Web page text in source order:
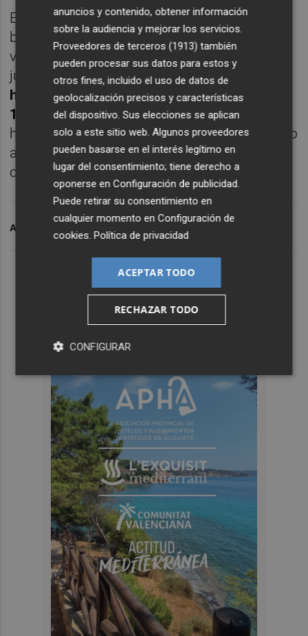
En el mercado de deuda, el rendimiento del
bono español 10 años ha alcanzado este
viernes el 3,375%, desde el 3,288% del
jueves. De esta forma,la prima de riesgo se
ha reducido en ocho décimas, hasta los
108,4 puntos básicos. De su lado, el euro se
ha apreciado un 0,1% frente al dólar, llegando
a un tipo de cambio de 1,1023 dólares por
cada euro.
ARCHIVADO EN
anuncios y contenido, obtener información
sobre la audiencia y mejorar los servicios.
Proveedores de terceros (1913) también
pueden procesar sus datos para estos y
otros fines, incluido el uso de datos de
geolocalización precisos y características
del dispositivo. Sus elecciones se aplican
solo a este sitio web. Algunos proveedores
pueden basarse en el interés legítimo en
lugar del consentimiento; tiene derecho a
oponerse enConfiguración de publicidad.
Puede retirar su consentimiento en
cualquier momento enConfiguración de
cookies.Política de privacidad
ACEPTAR TODO
RECHAZAR TODO
CONFIGURAR